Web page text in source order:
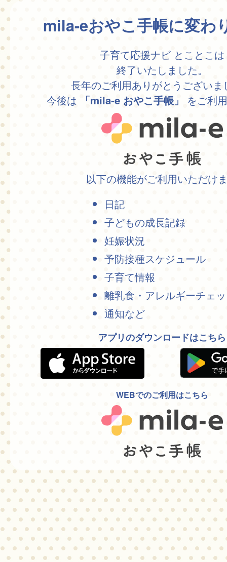
mila-eおやこ手帳に変わ
子育て応援ナビ とことこは
終了いたしました。
長年のご利用ありがとうございま
今後は
「mila-e おやこ手帳」 をご利
以下の機能がご利用いただけ
日記
子どもの成長記録
妊娠状況
予防接種スケジュール
子育て情報
離乳食・アレルギーチェ
通知など
アプリのダウンロードはこちら
WEBでのご利用はこちら